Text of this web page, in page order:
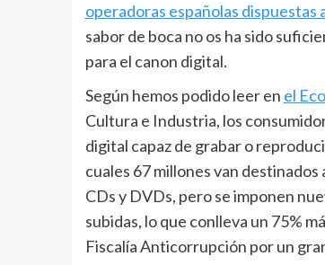
operadoras españolas
sabor de boca no os ha sido
para el canon digital.
Según hemos podido leer en el
Cultura e Industria, los
digital capaz de grabar o
cuales 67 millones van
CDs y DVDs, pero se imponen
subidas, lo que conlleva un 75%
Fiscalía Anticorrupción por un